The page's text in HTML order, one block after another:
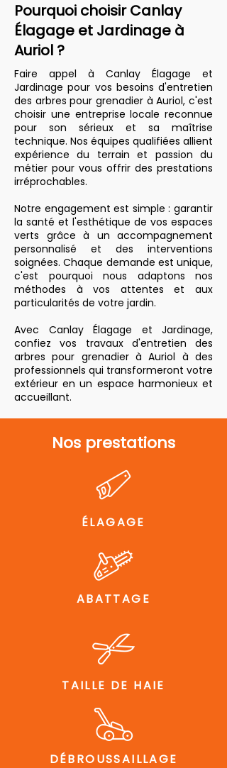
Pourquoi choisir Canlay
Élagage et Jardinage à
Auriol ?
Faire appel à Canlay Élagage et
Jardinage pour vos besoins d'entretien
des arbres pour grenadier à Auriol, c'est
choisir une entreprise locale reconnue
pour son sérieux et sa maîtrise
technique. Nos équipes qualifiées allient
expérience du terrain et passion du
métier pour vous offrir des prestations
irréprochables.
Notre engagement est simple : garantir
la santé et l'esthétique de vos espaces
verts grâce à un accompagnement
personnalisé et des interventions
soignées. Chaque demande est unique,
c'est pourquoi nous adaptons nos
méthodes à vos attentes et aux
particularités de votre jardin.
Avec Canlay Élagage et Jardinage,
confiez vos travaux d'entretien des
arbres pour grenadier à Auriol à des
professionnels qui transformeront votre
extérieur en un espace harmonieux et
accueillant.
Nos prestations
ÉLAGAGE
ABATTAGE
TAILLE DE HAIE
DÉBROUSSAILLAGE